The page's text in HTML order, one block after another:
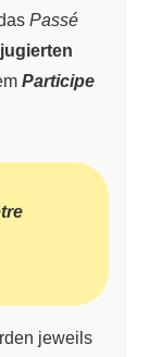
Passé
Participe
jeweils